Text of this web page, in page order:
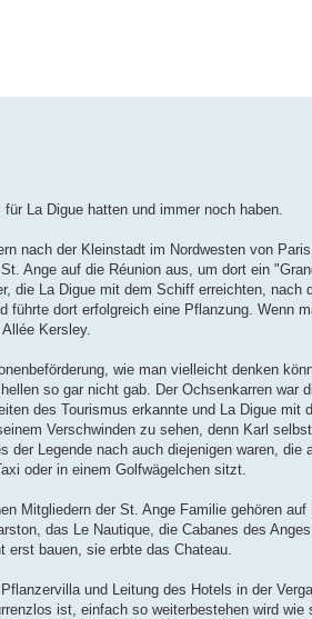
La Digue hatten und immer noch haben.
nach der Kleinstadt im Nordwesten von
Ange auf die Réunion aus, um dort ein
die La Digue mit dem Schiff erreichten, nach
führte dort erfolgreich eine Pflanzung. Wenn
Kersley.
wie man vielleicht denken
so gar nicht gab. Der Ochsenkarren war
des Tourismus erkannte und La Digue mit
Verschwinden zu sehen, denn Karl selbst
der Legende nach auch diejenigen waren, die
oder in einem Golfwägelchen sitzt.
Mitgliedern der St. Ange Familie gehören auf
das Le Nautique, die Cabanes des
bauen, sie erbte das Chateau.
und Leitung des Hotels in der
ist, einfach so weiterbestehen wird wie